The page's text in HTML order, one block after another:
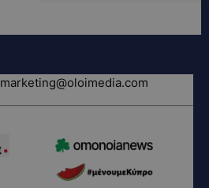
marketing@oloimedia.com